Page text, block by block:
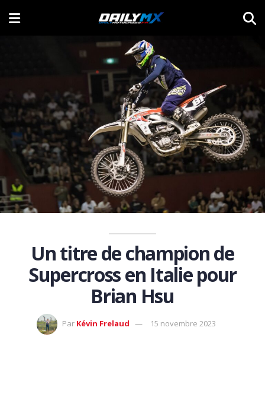
Un titre de champion de
Supercross en Italie pour
Brian Hsu
Par Kévin Frelaud 15 novembre 2023